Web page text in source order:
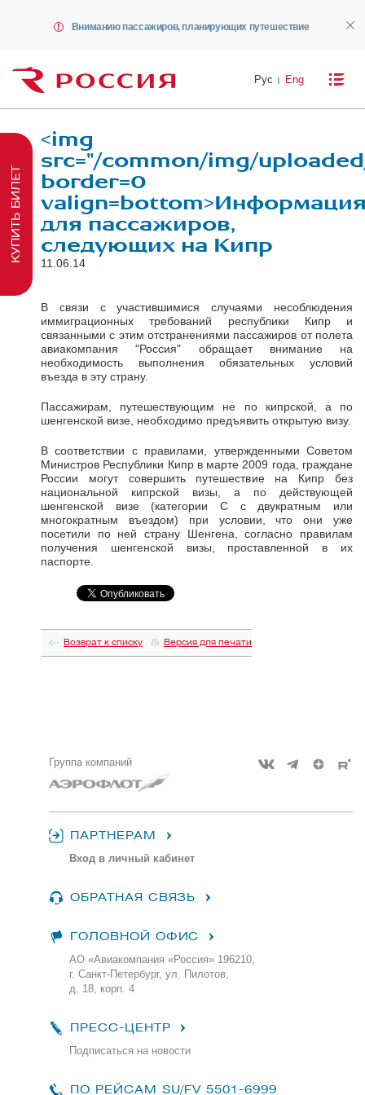
Вниманию пассажиров, планирующих путешествие
Рус Eng
<img
src="/common/img/
border=0
для пассажиров,
следующих на Кипр
11.06.14
В связи с участившимися случаями несоблюдения
иммиграционных требований республики Кипр и
связанными с этим отстранениями пассажиров от полета
авиакомпания "Россия" обращает внимание на
необходимость выполнения обязательных условий
въезда в эту страну.
Пассажирам, путешествующим не по кипрской, а по
шенгенской визе, необходимо предъявить открытую визу.
В соответствии с правилами, утвержденными Советом
Министров Республики Кипр в марте 2009 года, граждане
России могут совершить путешествие на Кипр без
национальной кипрской визы, а по действующей
шенгенской визе (категории С с двукратным или
многократным въездом) при условии, что они уже
посетили по ней страну Шенгена, согласно правилам
получения шенгенской визы, проставленной в их
паспорте.
Возврат к списку Версия для печати
Группа компаний
ПАРТНЕРАМ
Вход в личный кабинет
ОБРАТНАЯ СВЯЗЬ
ГОЛОВНОЙ ОФИС
АО «Авиакомпания «Россия» 196210,
г. Санкт-Петербург, ул. Пилотов,
д. 18, корп. 4
ПРЕСС-ЦЕНТР
Подписаться на новости
ПО РЕЙСАМ SU/FV 5501-6999
КУПИТЬ БИЛЕТ